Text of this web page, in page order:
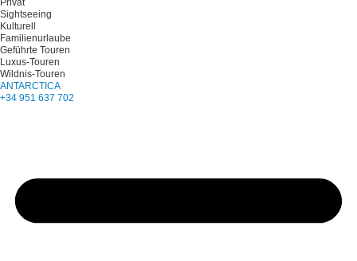
Privat
Sightseeing
Kulturell
Familienurlaube
Geführte Touren
Luxus-Touren
Wildnis-Touren
ANTARCTICA
+34 951 637 702